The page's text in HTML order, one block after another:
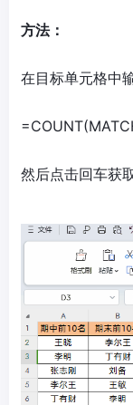
方法：
在目标单元格中
然后点击回车获